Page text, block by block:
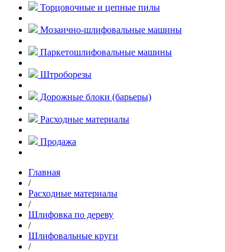
Торцовочные и цепные пилы
Мозаично-шлифовальные машины
Паркетошлифовальные машины
Штроборезы
Дорожные блоки (барьеры)
Расходные материалы
Продажа
Главная
/
Расходные материалы
/
Шлифовка по дереву
/
Шлифовальные круги
/